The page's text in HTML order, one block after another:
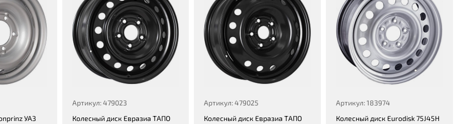
УАЗ
Артикул: 479023
Колесный диск Евразиа ТАПО
Артикул: 479025
Колесный диск Евразиа ТАПО
Артикул: 183974
Колесный диск Eurodisk 75J45H